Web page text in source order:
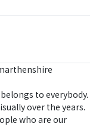
to everybody.
over the years.
who are our